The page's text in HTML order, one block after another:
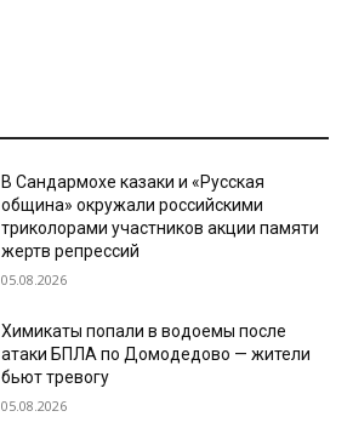
В Сандармохе казаки и «Русская
община» окружали российскими
триколорами участников акции памяти
жертв репрессий
05.08.2026
Химикаты попали в водоемы после
атаки БПЛА по Домодедово — жители
бьют тревогу
05.08.2026